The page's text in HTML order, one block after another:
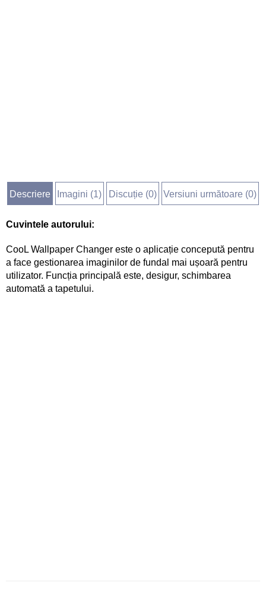
Descriere Imagini (1) Discuție (0) Versiuni următoare (0)
Cuvintele autorului:
CooL Wallpaper Changer este o aplicație concepută pentru
a face gestionarea imaginilor de fundal mai ușoară pentru
utilizator. Funcția principală este, desigur, schimbarea
automată a tapetului.